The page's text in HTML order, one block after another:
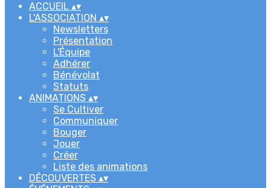
ACCUEIL ▴▾
L'ASSOCIATION ▴▾
Newsletters
Présentation
L'Équipe
Adhérer
Bénévolat
Statuts
ANIMATIONS ▴▾
Se Cultiver
Communiquer
Bouger
Jouer
Créer
Liste des animations
DÉCOUVERTES ▴▾